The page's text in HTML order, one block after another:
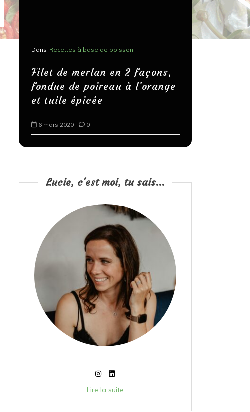
Dans Recettes à base de poisson
Filet de merlan en 2 façons,
fondue de poireau à l’orange
et tuile épicée
6 mars 2020 0
Lucie, c'est moi, tu sais...
Lire la suite